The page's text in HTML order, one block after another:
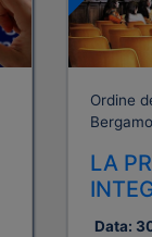
Ordine
Bergamo
LA
Data: